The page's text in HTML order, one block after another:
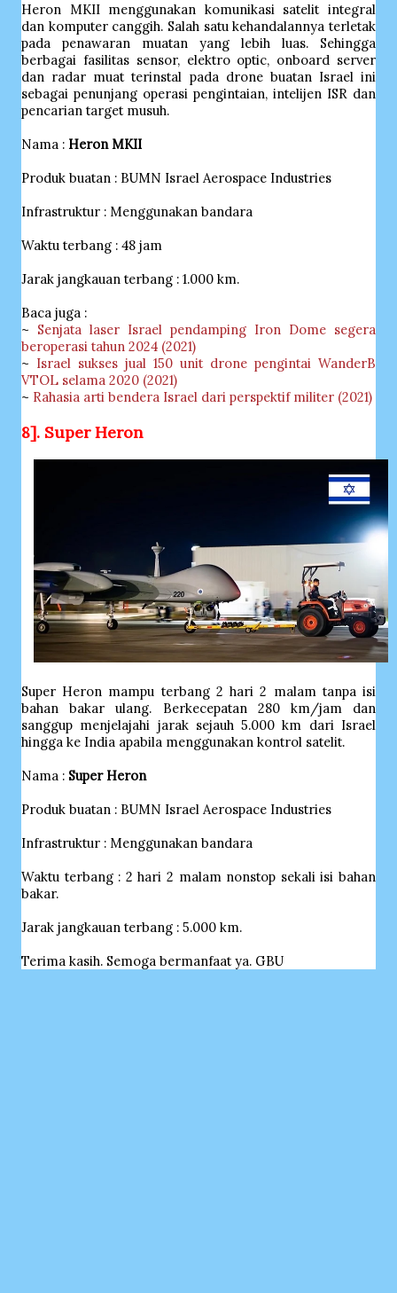
Heron MKII menggunakan komunikasi satelit integral
dan komputer canggih. Salah satu kehandalannya terletak
pada penawaran muatan yang lebih luas. Sehingga
berbagai fasilitas sensor, elektro optic, onboard server
dan radar muat terinstal pada drone buatan Israel ini
sebagai penunjang operasi pengintaian, intelijen ISR dan
pencarian target musuh.
Nama : Heron MKII
Produk buatan : BUMN Israel Aerospace Industries
Infrastruktur : Menggunakan bandara
Waktu terbang : 48 jam
Jarak jangkauan terbang : 1.000 km.
Baca juga :
~ Senjata laser Israel pendamping Iron Dome segera
beroperasi tahun 2024 (2021)
~ Israel sukses jual 150 unit drone pengintai WanderB
VTOL selama 2020 (2021)
~ Rahasia arti bendera Israel dari perspektif militer (2021)
8]. Super Heron
Super Heron mampu terbang 2 hari 2 malam tanpa isi
bahan bakar ulang. Berkecepatan 280 km/jam dan
sanggup menjelajahi jarak sejauh 5.000 km dari Israel
hingga ke India apabila menggunakan kontrol satelit.
Nama : Super Heron
Produk buatan : BUMN Israel Aerospace Industries
Infrastruktur : Menggunakan bandara
Waktu terbang : 2 hari 2 malam nonstop sekali isi bahan
bakar.
Jarak jangkauan terbang : 5.000 km.
Terima kasih. Semoga bermanfaat ya. GBU